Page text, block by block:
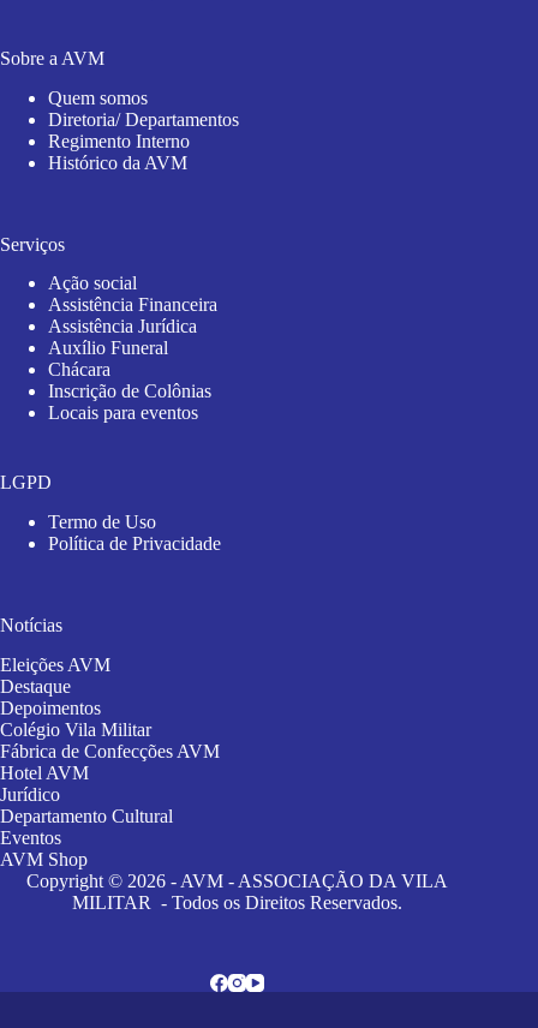
Sobre a AVM
Quem somos
Diretoria/ Departamentos
Regimento Interno
Histórico da AVM
Serviços
Ação social
Assistência Financeira
Assistência Jurídica
Auxílio Funeral
Chácara
Inscrição de Colônias
Locais para eventos
LGPD
Termo de Uso
Política de Privacidade
Notícias
Eleições AVM
Destaque
Depoimentos
Colégio Vila Militar
Fábrica de Confecções AVM
Hotel AVM
Jurídico
Departamento Cultural
Eventos
AVM Shop
Copyright © 2026 - AVM - ASSOCIAÇÃO DA VILA
MILITAR - Todos os Direitos Reservados.